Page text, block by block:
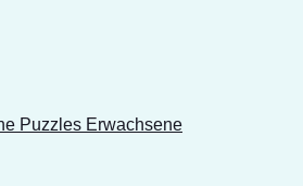
Puzzles Erwachsene